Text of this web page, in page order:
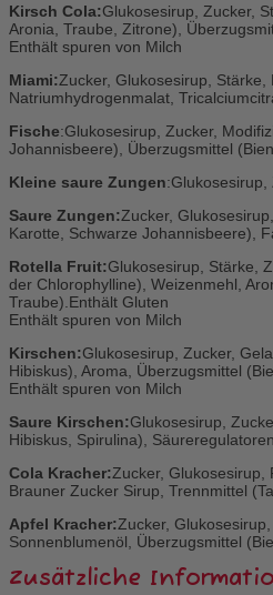
Kirsch Cola:Glukosesirup, Zucker,
Aronia, Traube, Zitrone),
Enthält spuren von Milch
Miami:Zucker, Glukosesirup,
Natriumhydrogenmalat,
Fische:Glukosesirup, Zucker,
Johannisbeere), Überzugsmittel
Kleine saure Zungen
Saure Zungen:Zucker,
Karotte, Schwarze Johannisbeere),
Rotella Fruit:Glukosesirup, Stärke,
der Chlorophylline), Weizenmehl,
Traube).Enthält Gluten
Enthält spuren von Milch
Kirschen:Glukosesirup, Zucker,
Hibiskus), Aroma, Überzugsmittel
Enthält spuren von Milch
Saure Kirschen:Glukosesirup,
Hibiskus, Spirulina),
Cola Kracher:Zucker,
Brauner Zucker Sirup, Trennmittel
Apfel Kracher:Zucker,
Sonnenblumenöl, Überzugsmittel
Zusätzliche